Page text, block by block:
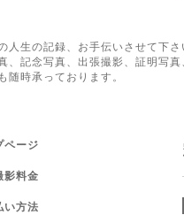
人生の記録、お手伝いさせて下さ
、記念写真、出張撮影、証明写
随時承っております。
ページ
影料金
い方法